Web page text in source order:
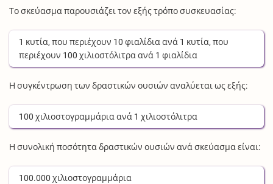
Το σκεύασμα παρουσιάζει τον εξής τρόπο συσκευασίας:
1 κυτία, που περιέχουν 10 φιαλίδια ανά 1 κυτία, που
περιέχουν 100 χιλιοστόλιτρα ανά 1 φιαλίδια
Η συγκέντρωση των δραστικών ουσιών αναλύεται ως εξής:
100 χιλιοστογραμμάρια ανά 1 χιλιοστόλιτρα
Η συνολική ποσότητα δραστικών ουσιών ανά σκεύασμα είναι:
100.000 χιλιοστογραμμάρια